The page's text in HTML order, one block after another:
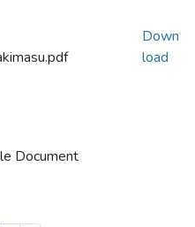
Document
Down
load